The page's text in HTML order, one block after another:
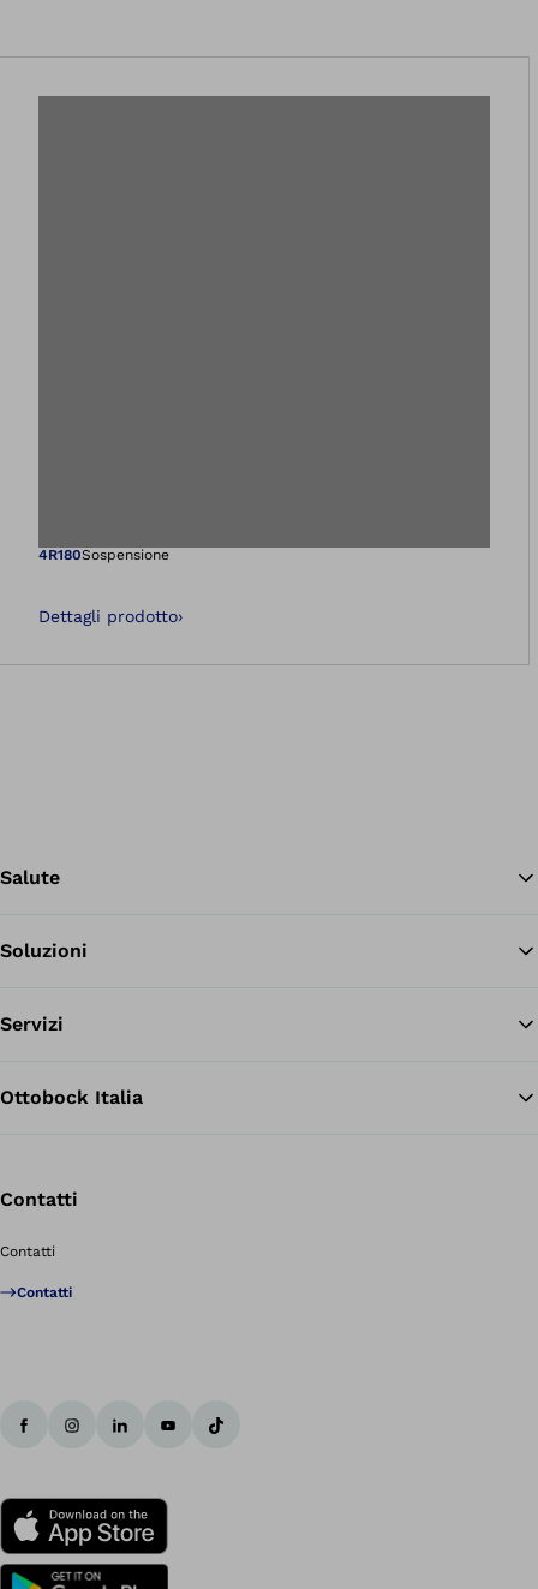
Apre l'immagine
4R180Sospensione
Dettagli prodotto›
Salute
Soluzioni
Servizi
Ottobock Italia
Contatti
Contatti
Contatti